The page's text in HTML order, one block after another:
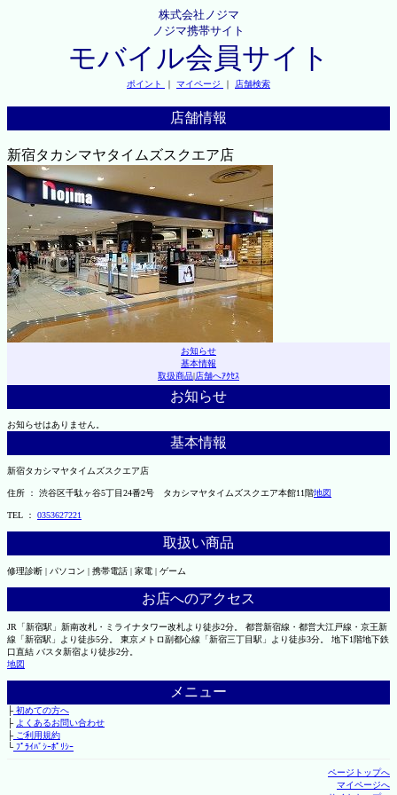
株式会社ノジマ
ノジマ携帯サイト
モバイル会員サイト
ポイント ｜ マイページ ｜ 店舗検索
店舗情報
新宿タカシマヤタイムズスクエア店
お知らせ
基本情報
取扱商品|店舗へｱｸｾｽ
お知らせ
お知らせはありません。
基本情報
新宿タカシマヤタイムズスクエア店
住所 ： 渋谷区千駄ヶ谷5丁目24番2号 タカシマヤタイムズスクエア本館11階地図
TEL ： 0353627221
取扱い商品
修理診断 | パソコン | 携帯電話 | 家電 | ゲーム
お店へのアクセス
JR「新宿駅」新南改札・ミライナタワー改札より徒歩2分。 都営新宿線・都営大江戸線・京王新
線「新宿駅」より徒歩5分。 東京メトロ副都心線「新宿三丁目駅」より徒歩3分。 地下1階地下鉄
口直結 バスタ新宿より徒歩2分。
地図
メニュー
├初めての方へ
├ よくあるお問い合わせ
├ご利用規約
└ﾌﾟﾗｲﾊﾞｼｰﾎﾟﾘｼｰ
ページトップへ
マイページへ